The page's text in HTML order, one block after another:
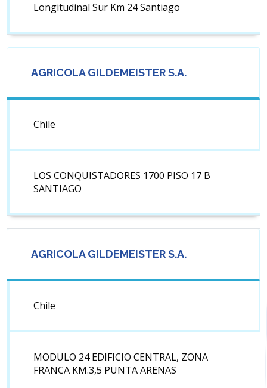
Longitudinal Sur Km 24 Santiago
AGRICOLA GILDEMEISTER S.A.
Chile
LOS CONQUISTADORES 1700 PISO 17 B
SANTIAGO
AGRICOLA GILDEMEISTER S.A.
Chile
MODULO 24 EDIFICIO CENTRAL, ZONA
FRANCA KM.3,5 PUNTA ARENAS